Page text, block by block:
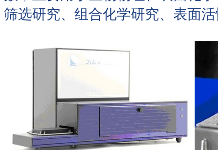
筛选研究、组合化学研究、表面